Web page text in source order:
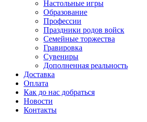
Настольные игры
Образование
Профессии
Праздники родов войск
Семейные торжества
Гравировка
Сувениры
Дополненная реальность
Доставка
Оплата
Как до нас добраться
Новости
Контакты